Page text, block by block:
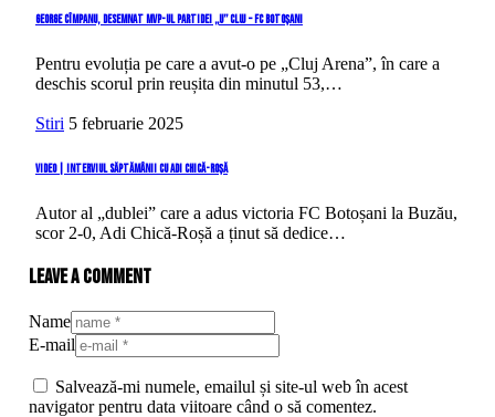
George Cîmpanu, desemnat MVP-ul partidei „U” Cluj – FC Botoșani
Pentru evoluția pe care a avut-o pe „Cluj Arena”, în care a
deschis scorul prin reușita din minutul 53,…
Stiri 5 februarie 2025
VIDEO | Interviul săptămânii cu Adi Chică-Roșă
Autor al „dublei” care a adus victoria FC Botoșani la Buzău,
scor 2-0, Adi Chică-Roșă a ținut să dedice…
Leave a comment
Name
E-mail
Salvează-mi numele, emailul și site-ul web în acest
navigator pentru data viitoare când o să comentez.